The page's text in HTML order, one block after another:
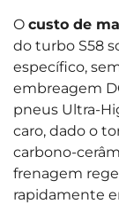
O custo de
do turbo S58
específico,
embreagem
pneus Ultra-
caro, dado o
carbono-
frenagem
rapidamente